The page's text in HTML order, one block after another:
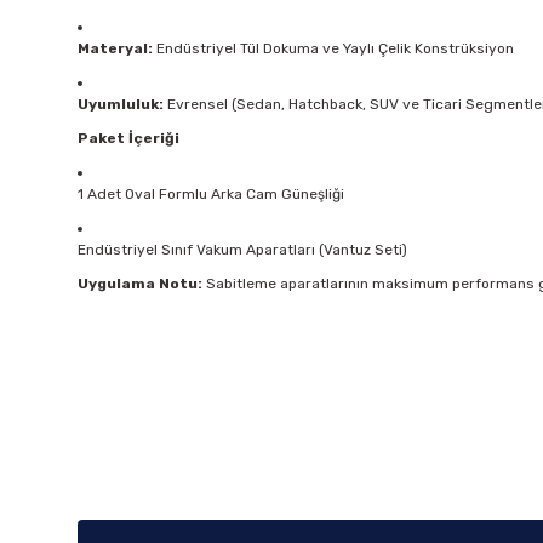
Materyal: Endüstriyel Tül Dokuma ve Yaylı Çelik Konstrüksiyon
Uyumluluk: Evrensel (Sedan, Hatchback, SUV ve Ticari
Paket İçeriği
1 Adet Oval Formlu Arka Cam Güneşliği
Endüstriyel Sınıf Vakum Aparatları (Vantuz Seti)
Uygulama Notu: Sabitleme aparatlarının maksimum performans